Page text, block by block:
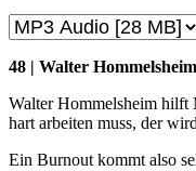
48 | Walter
Walter Hommelsheim hilft
hart arbeiten muss, der
Ein Burnout kommt also